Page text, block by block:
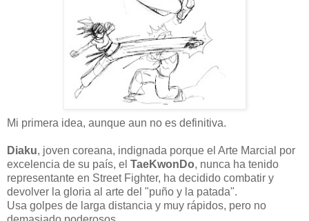
Mi primera idea, aunque aun no es definitiva.
Diaku, joven coreana, indignada porque el Arte Marcial por
excelencia de su país, el TaeKwonDo, nunca ha tenido
representante en Street Fighter, ha decidido combatir y
devolver la gloria al arte del "puño y la patada".
Usa golpes de larga distancia y muy rápidos, pero no